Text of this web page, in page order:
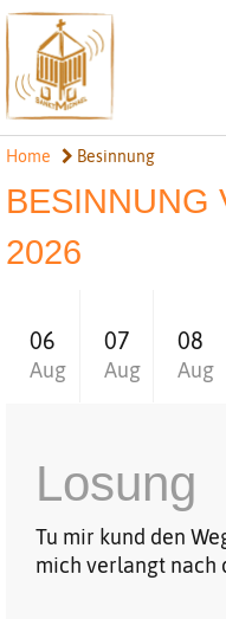
Home Besinnung
BESINNUNG
2026
06
Aug
07
Aug
08
Aug
Losung
Tu mir kund den
mich verlangt nach